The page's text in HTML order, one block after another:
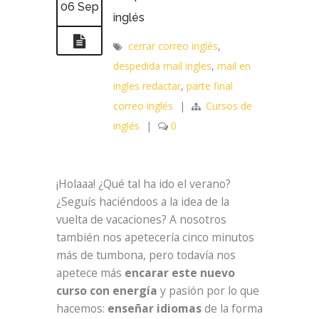
06 Sep
inglés
cerrar correo inglés,
despedida mail ingles, mail en
ingles redactar, parte final
correo inglés
|
Cursos de
inglés
| 0
¡Holaaa! ¿Qué tal ha ido el verano?
¿Seguís haciéndoos a la idea de la
vuelta de vacaciones? A nosotros
también nos apetecería cinco minutos
más de tumbona, pero todavía nos
apetece más encarar este nuevo
curso con energía y pasión por lo que
hacemos: enseñar idiomasde la forma